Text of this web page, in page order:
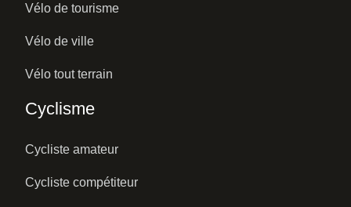
Vélo de tourisme
Vélo de ville
Vélo tout terrain
Cyclisme
Cycliste amateur
Cycliste compétiteur